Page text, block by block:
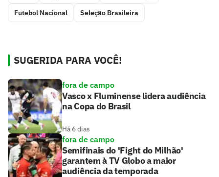
Futebol Nacional Seleção Brasileira
SUGERIDA PARA VOCÊ!
fora de campo
Vasco x Fluminense lidera audiência
na Copa do Brasil
Há 6 dias
fora de campo
Semifinais do 'Fight do Milhão'
garantem à TV Globo a maior
audiência da temporada